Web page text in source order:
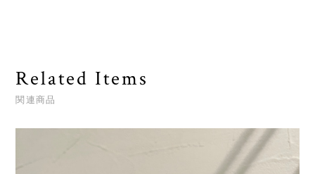
Related Items
関連商品